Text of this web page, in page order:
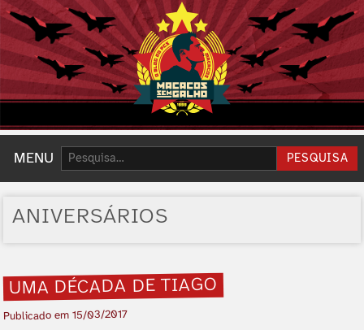
MENU Pesquisar: PESQUISA
ANIVERSÁRIOS
UMA DÉCADA DE TIAGO
Publicado em15/03/2017